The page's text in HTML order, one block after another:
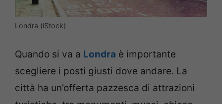
Londra (iStock)
Quando si va a Londra è importante
scegliere i posti giusti dove andare. La
città ha un’offerta pazzesca di attrazioni